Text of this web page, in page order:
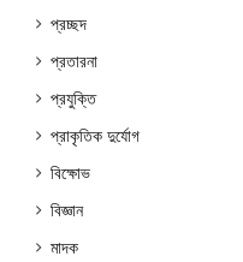
প্রচ্ছদ
প্রতারনা
প্রযুক্তি
প্রাকৃতিক দুর্যোগ
বিক্ষোভ
বিজ্ঞান
মাদক